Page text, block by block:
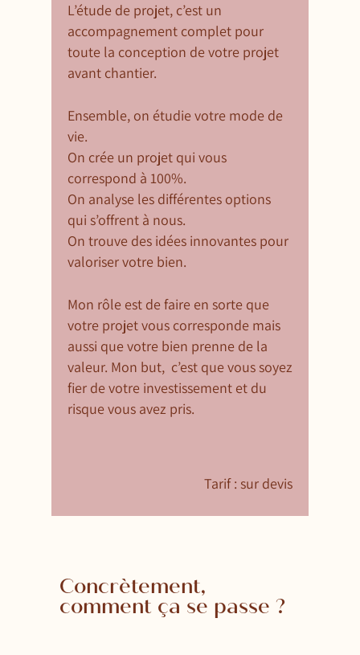
L’étude de projet, c’est un
accompagnement complet pour
toute la conception de votre projet
avant chantier.
Ensemble, on étudie votre mode de
vie.
On crée un projet qui vous
correspond à 100%.
On analyse les différentes options
qui s’offrent à nous.
On trouve des idées innovantes pour
valoriser votre bien.
Mon rôle est de faire en sorte que
votre projet vous corresponde mais
aussi que votre bien prenne de la
valeur. Mon but, c’est que vous soyez
fier de votre investissement et du
risque vous avez pris.
Tarif : sur devis
Concrètement,
comment ça se passe ?